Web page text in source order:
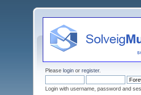
Pleaselogin orregister.
Login with username, password and